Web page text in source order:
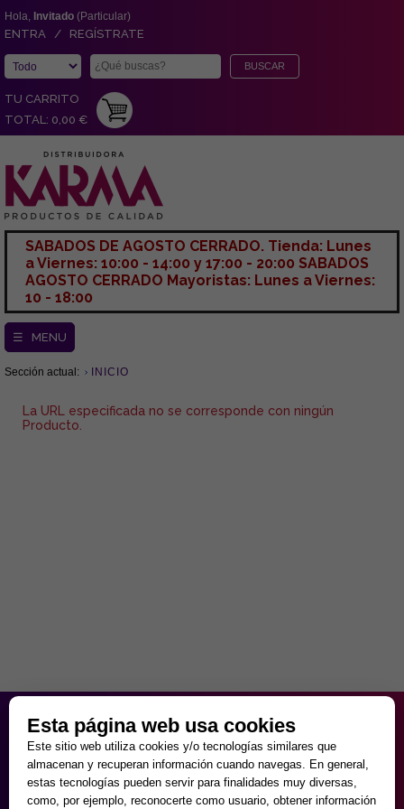
Hola, Invitado (Particular)
ENTRA / REGÍSTRATE
TU CARRITO
TOTAL: 0,00 €
SABADOS DE AGOSTO CERRADO. Tienda: Lunes
a Viernes: 10:00 - 14:00 y 17:00 - 20:00 SABADOS
AGOSTO CERRADO Mayoristas: Lunes a Viernes:
10 - 18:00
☰ MENU
Sección actual: INICIO
La URL especificada no se corresponde con ningún
Producto.
de Lunes a Viernes
9:30 - 20:00
Sábados
10:00 - 14:00 y 17:00 - 20:00
Domingos cerrado.
Esta página web usa cookies
Este sitio web utiliza cookies y/o tecnologías similares que
almacenan y recuperan información cuando navegas. En general,
estas tecnologías pueden servir para finalidades muy diversas,
como, por ejemplo, reconocerte como usuario, obtener información